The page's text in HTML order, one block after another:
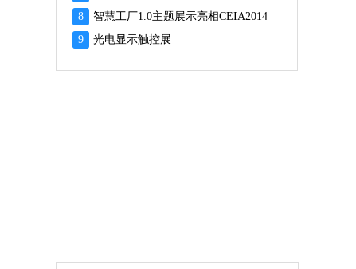
8
智慧工厂1.0主题展示亮相CEIA2014
9
光电显示触控展